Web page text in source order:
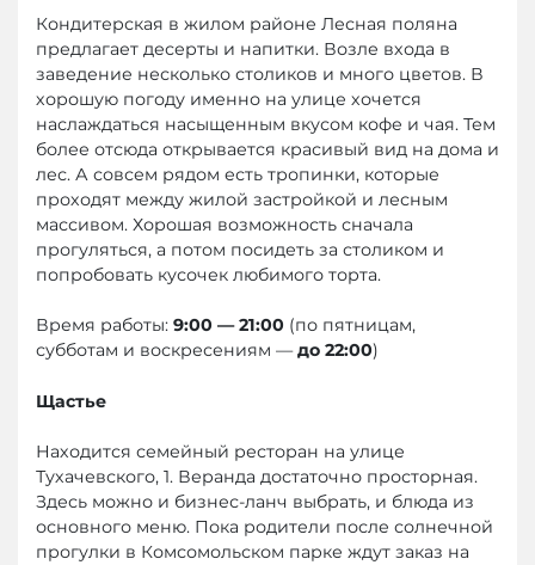
Кондитерская в жилом районе Лесная поляна
предлагает десерты и напитки. Возле входа в
заведение несколько столиков и много цветов. В
хорошую погоду именно на улице хочется
наслаждаться насыщенным вкусом кофе и чая. Тем
более отсюда открывается красивый вид на дома и
лес. А совсем рядом есть тропинки, которые
проходят между жилой застройкой и лесным
массивом. Хорошая возможность сначала
прогуляться, а потом посидеть за столиком и
попробовать кусочек любимого торта.
Время работы: 9:00 — 21:00 (по пятницам,
субботам и воскресениям —до 22:00)
Щастье
Находится семейный ресторан на улице
Тухачевского, 1. Веранда достаточно просторная.
Здесь можно и бизнес-ланч выбрать, и блюда из
основного меню. Пока родители после солнечной
прогулки в Комсомольском парке ждут заказ на